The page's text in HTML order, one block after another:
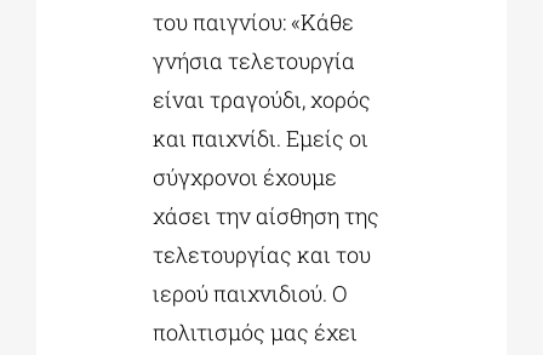
του παιγνίου: «Κάθε
γνήσια τελετουργία
είναι τραγούδι, χορός
και παιχνίδι. Εμείς οι
σύγχρονοι έχουμε
χάσει την αίσθηση της
τελετουργίας και του
ιερού παιχνιδιού. Ο
πολιτισμός μας έχει